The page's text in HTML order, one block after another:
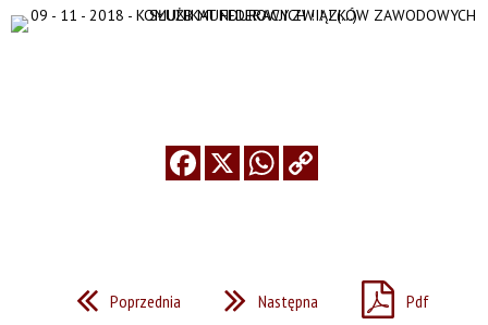
Poprzednia Następna Pdf